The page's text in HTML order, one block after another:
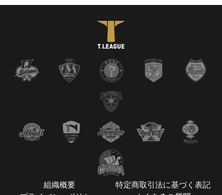
組織概要
特定商取引法に基づく表記